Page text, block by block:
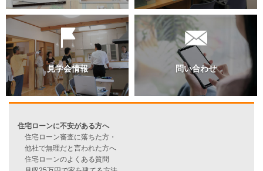
家づくりこぼれ話！
過去のブログ（月別）